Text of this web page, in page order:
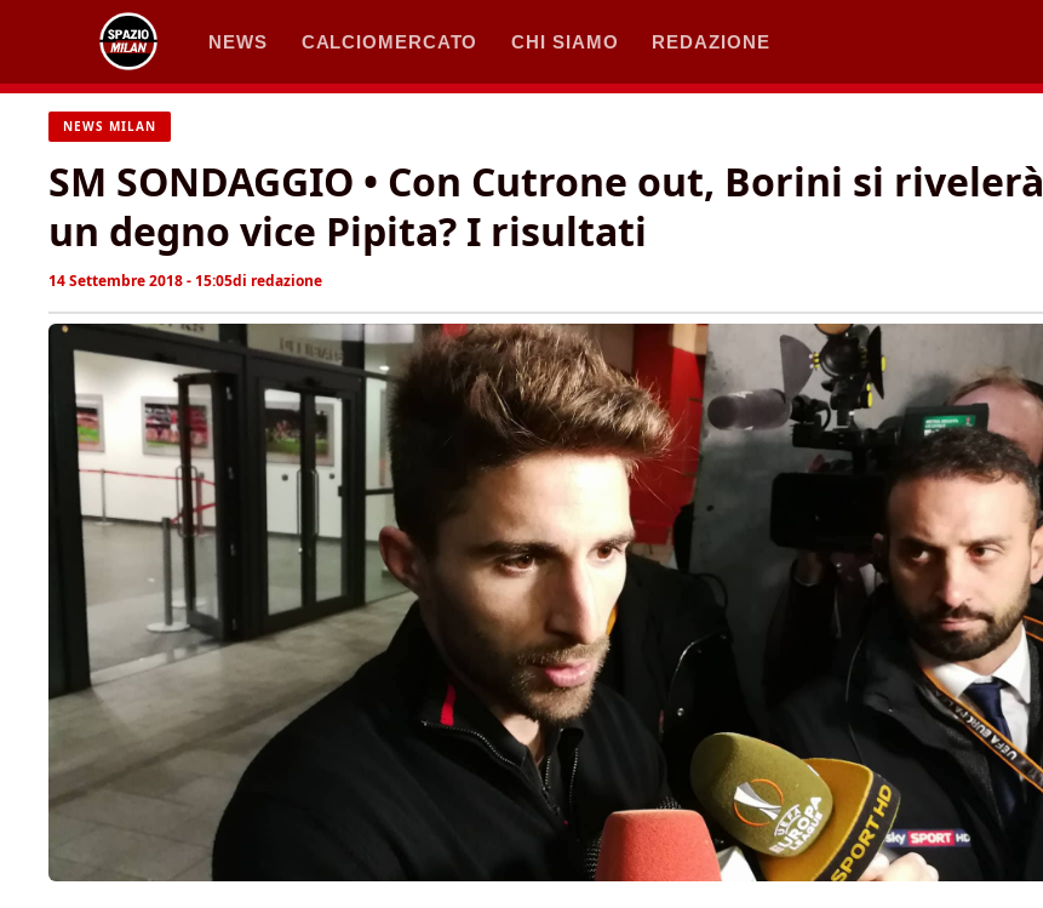
contenuto
NEWS CALCIOMERCATO CHI SIAMO REDAZIONE
NEWS MILAN
SM SONDAGGIO • Con Cutrone out, Borini si rivelerà
un degno vice Pipita? I risultati
14 Settembre 2018 - 15:05di redazione